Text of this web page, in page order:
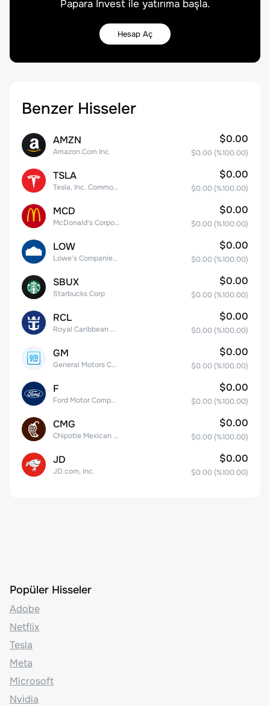
Papara Invest ile yatırıma başla.
Hesap Aç
Benzer Hisseler
AMZN
Amazon.Com Inc
$0.00
$0.00 (%100.00)
TSLA
Tesla, Inc. Common Stock
$0.00
$0.00 (%100.00)
MCD
McDonald's Corporation
$0.00
$0.00 (%100.00)
LOW
Lowe's Companies Inc.
$0.00
$0.00 (%100.00)
SBUX
Starbucks Corp
$0.00
$0.00 (%100.00)
RCL
Royal Caribbean Group
$0.00
$0.00 (%100.00)
GM
General Motors Company
$0.00
$0.00 (%100.00)
F
Ford Motor Company
$0.00
$0.00 (%100.00)
CMG
Chipotle Mexican Grill, Inc.
$0.00
$0.00 (%100.00)
JD
JD.com, Inc.
$0.00
$0.00 (%100.00)
Popüler Hisseler
Adobe
Netflix
Tesla
Meta
Microsoft
Nvidia